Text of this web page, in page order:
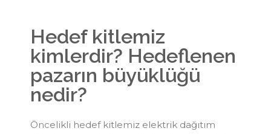
Hedef kitlemiz
kimlerdir? Hedeflenen
pazarın büyüklüğü
nedir?
Öncelikli hedef kitlemiz elektrik dağıtım